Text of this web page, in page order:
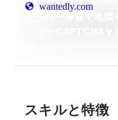
wantedly.com
スキルと特徴